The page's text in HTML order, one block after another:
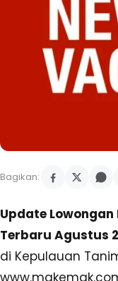
Bagikan:
Update
Terbaru Agustus
di Kepulauan